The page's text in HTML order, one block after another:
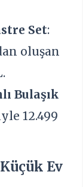
Set:
oluşan
Bulaşık
12.499
Ev